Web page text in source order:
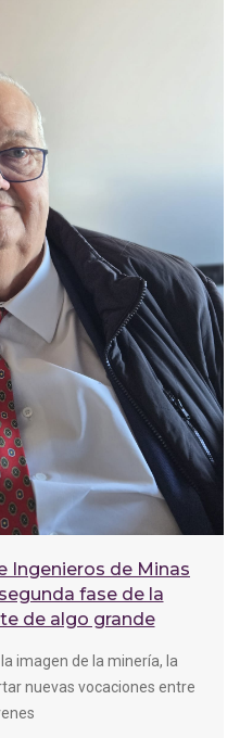
Ingenieros de Minas
fase de la
de algo grande
imagen de la minería, la
nuevas vocaciones entre